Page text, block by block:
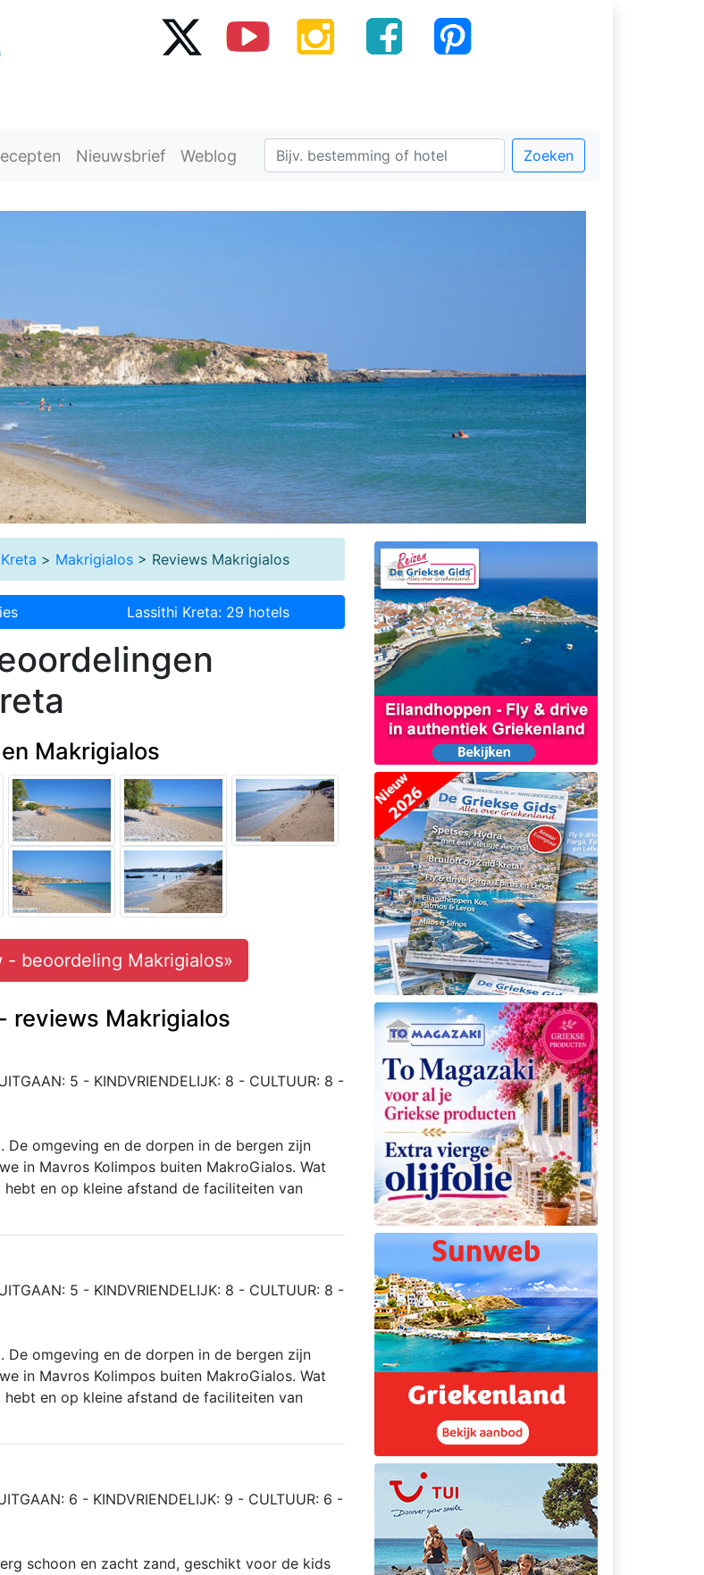
Nieuwsbrief Weblog Zoeken
> Makrigialos > Reviews Makrigialos
Lassithi Kreta: 29 hotels
Makrigialos
- beoordeling Makrigialos»
reviews Makrigialos
5 - KINDVRIENDELIJK: 8 - CULTUUR: 8 -
De omgeving en de dorpen in de bergen zijn
in Mavros Kolimpos buiten MakroGialos. Wat
en op kleine afstand de faciliteiten van
5 - KINDVRIENDELIJK: 8 - CULTUUR: 8 -
De omgeving en de dorpen in de bergen zijn
in Mavros Kolimpos buiten MakroGialos. Wat
en op kleine afstand de faciliteiten van
6 - KINDVRIENDELIJK: 9 - CULTUUR: 6 -
schoon en zacht zand, geschikt voor de kids